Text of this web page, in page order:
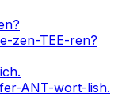
zen-TEE-ren?
ANT-wort-lish.